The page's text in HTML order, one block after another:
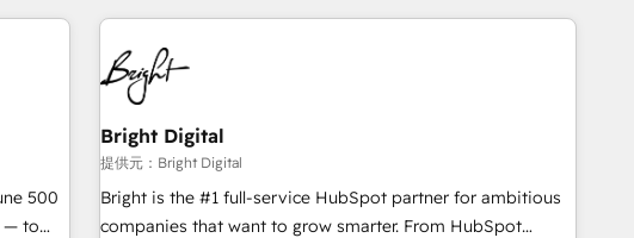
America's largest HubSpot partner and a global leader in
education market, we offer unparalleled insights. Operating
in five countries—Brazil, UAE (Abu Dhabi/Dubai/Sharjah),
Mexico, USA, and Portugal—we've executed over a hundred
successful operations. Our approach, rooted in RevOps
principles, integrates analysis, training, planning, and
qualification. Leveraging technology, data analytics, CRM
optimization, and inbound marketing tactics, we focus on
500
— to
Bright Digital
提供元：Bright Digital
Bright is the #1 full-service HubSpot partner for ambitious
companies that want to grow smarter. From HubSpot